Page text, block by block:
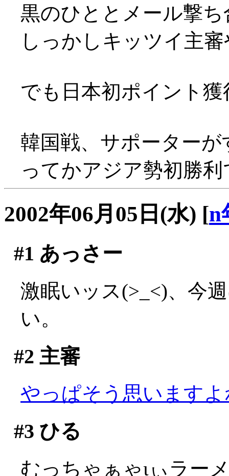
黒のひととメール撃
しっかしキッツイ主
でも日本初ポイント獲
韓国戦、サポーターが
ってかアジア勢初勝
2002年06月05日(水) [n
#1 あっさー
激眠いッス(>_<)、今
い。
#2 主審
やっぱそう思います
#3 ひる
むっちゃぁゃιぃラー